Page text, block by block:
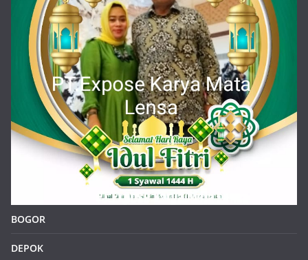
BOGOR
DEPOK